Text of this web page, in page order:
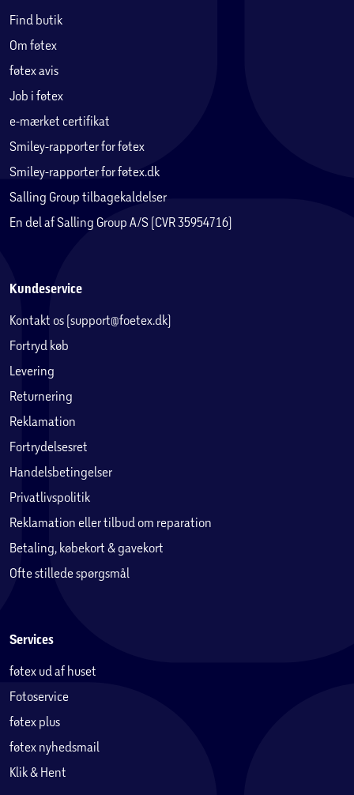
Find butik
Om føtex
føtex avis
Job i føtex
e-mærket certifikat
Smiley-rapporter for føtex
Smiley-rapporter for føtex.dk
Salling Group tilbagekaldelser
En del af Salling Group A/S (CVR 35954716)
Kundeservice
Kontakt os (support@foetex.dk)
Fortryd køb
Levering
Returnering
Reklamation
Fortrydelsesret
Handelsbetingelser
Privatlivspolitik
Reklamation eller tilbud om reparation
Betaling, købekort & gavekort
Ofte stillede spørgsmål
Services
føtex ud af huset
Fotoservice
føtex plus
føtex nyhedsmail
Klik & Hent